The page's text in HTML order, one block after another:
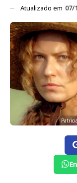
Atualizado em 07/